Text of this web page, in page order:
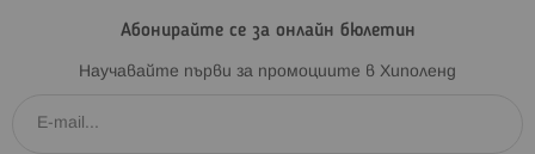
Абонирайте се за онлайн бюлетин
Научавайте първи за промоциите в Хиполенд